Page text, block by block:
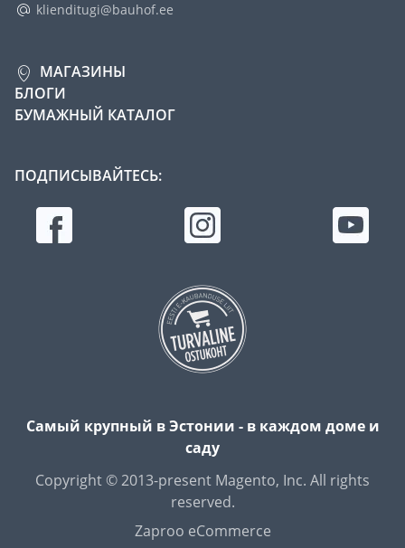
klienditugi@bauhof.ee
МАГАЗИНЫ
БЛОГИ
БУМАЖНЫЙ КАТАЛОГ
ПОДПИСЫВАЙТЕСЬ:
Самый крупный в Эстонии - в каждом доме и
саду
Copyright © 2013-present Magento, Inc. All rights
reserved.
Zaproo eCommerce